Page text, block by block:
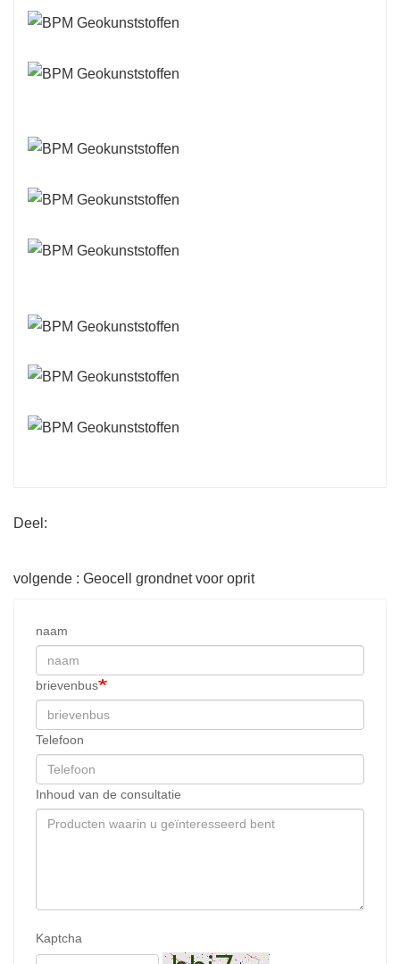
Deel:
volgende : Geocell grondnet voor oprit
naam
brievenbus
Telefoon
Inhoud van de consultatie
Kaptcha